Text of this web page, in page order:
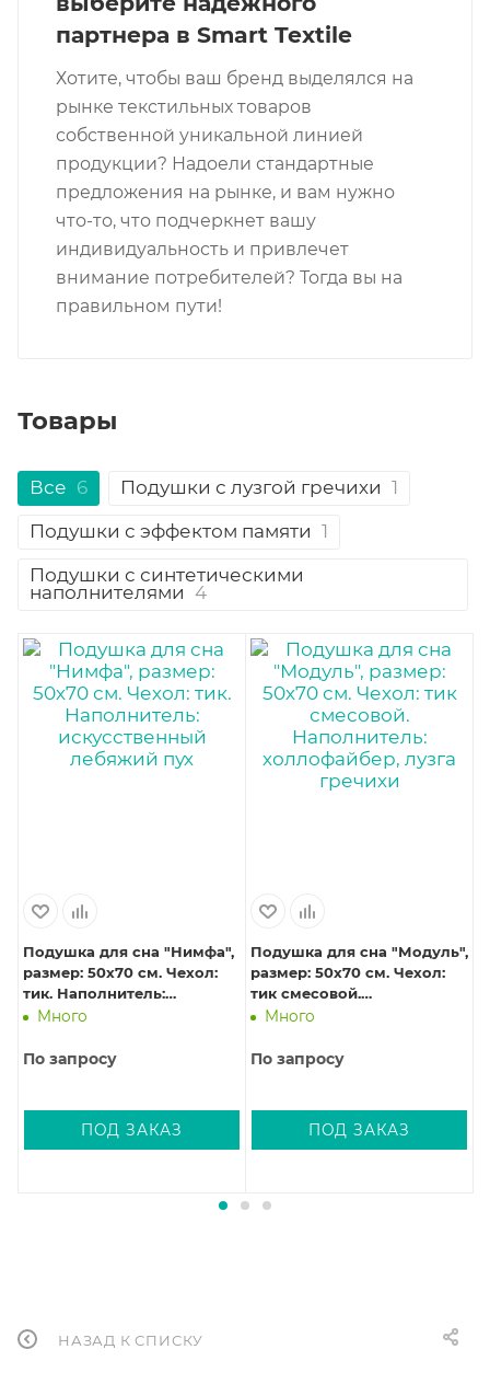
партнера в Smart Textile
Хотите, чтобы ваш бренд выделялся на
рынке текстильных товаров
собственной уникальной линией
продукции? Надоели стандартные
предложения на рынке, и вам нужно
что-то, что подчеркнет вашу
индивидуальность и привлечет
внимание потребителей? Тогда вы на
правильном пути!
Товары
Все 6 Подушки с лузгой гречихи 1
Подушки с эффектом памяти 1
Подушки с синтетическими
наполнителями 4
Подушка для сна "Нимфа",
размер: 50х70 см. Чехол:
тик. Наполнитель:
искусственный лебяжий
Много
По запросу
ПОД ЗАКАЗ
Подушка для сна "Модуль",
размер: 50х70 см. Чехол:
тик смесовой.
Наполнитель:
гречихи
Много
По запросу
ПОД ЗАКАЗ
НАЗАД К СПИСКУ